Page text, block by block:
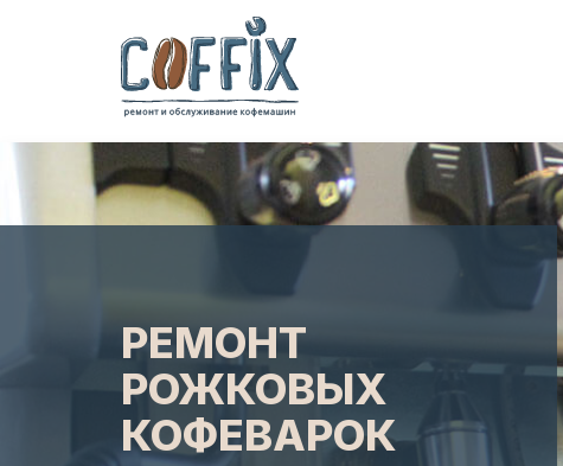
РЕМОНТ
РОЖКОВЫХ
КОФЕВАРОК